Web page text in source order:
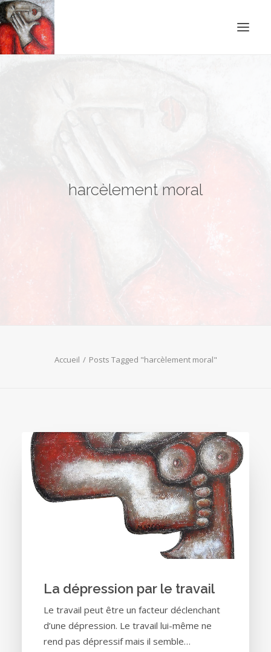
harcèlement moral
Accueil Posts Tagged "harcèlement moral"
La dépression par le travail
Le travail peut être un facteur déclenchant
d’une dépression. Le travail lui-même ne
rend pas dépressif mais il semble…